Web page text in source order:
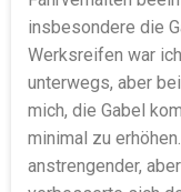
insbesondere die
Werksreifen war
unterwegs, aber
mich, die Gabel
minimal zu
anstrengender,